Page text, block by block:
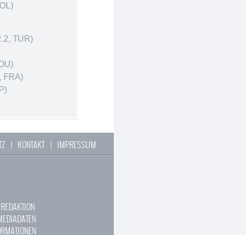
TUR)
FRA)
| KONTAKT| IMPRESSUM